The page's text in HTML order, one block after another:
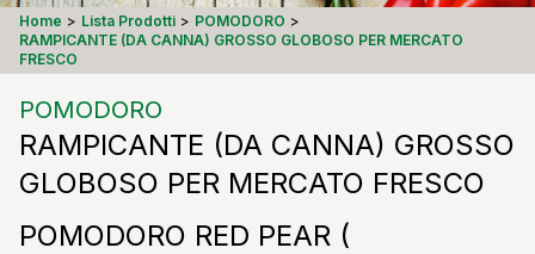
Home > Lista Prodotti > POMODORO >
RAMPICANTE (DA CANNA) GROSSO GLOBOSO PER MERCATO
FRESCO
POMODORO
RAMPICANTE (DA CANNA) GROSSO
GLOBOSO PER MERCATO FRESCO
POMODORO RED PEAR (